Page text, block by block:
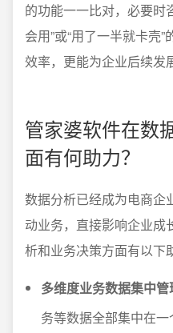
的功能一一比对，必要时
会用”或“用了一半就卡壳
效率，更能为企业后续发
管家婆软件在数
面有何助力？
数据分析已经成为电商企
动业务，直接影响企业成
析和业务决策方面有以下
多维度业务数据集中管
务等数据全部集中在